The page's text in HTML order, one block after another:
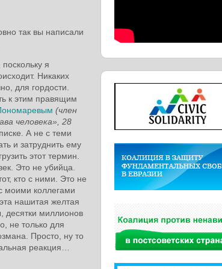
так вы написали
я
Никаких
для гордости.
к этим правящим
(член
человека», 28
А не с теми
и затруднить ему
этот термин.
Это не убийца.
кто с ними. Это не
моими коллегами
нашитая желтая
десятки миллионов
не только для
Просто, ну то
реакция…